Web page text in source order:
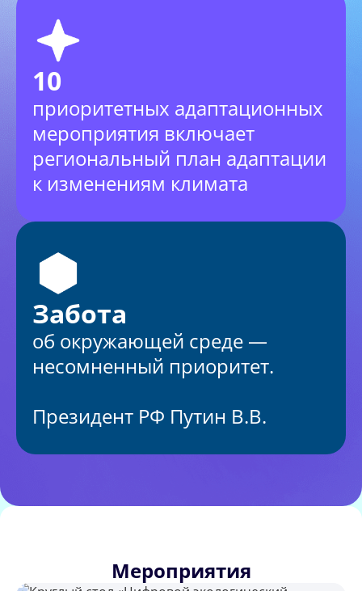
10
приоритетных адаптационных
мероприятия включает
региональный план адаптации
к изменениям климата
Забота
об окружающей среде —
несомненный приоритет.
Президент РФ Путин В.В.
Мероприятия